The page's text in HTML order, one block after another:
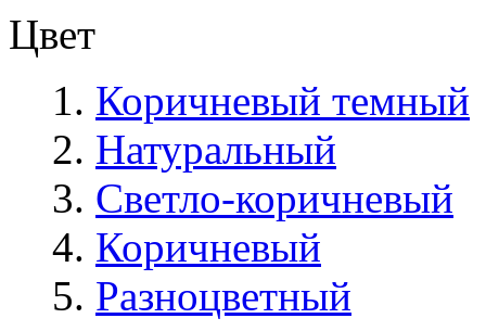
Цвет
Коричневый темный
Натуральный
Светло-коричневый
Коричневый
Разноцветный